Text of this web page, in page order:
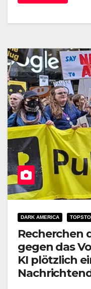
DARK AMERICA
Recherchen
gegen das
KI plötzlich